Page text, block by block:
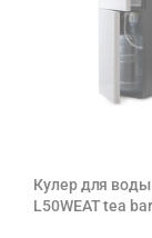
Кулер для воды
L50WEAT tea bar